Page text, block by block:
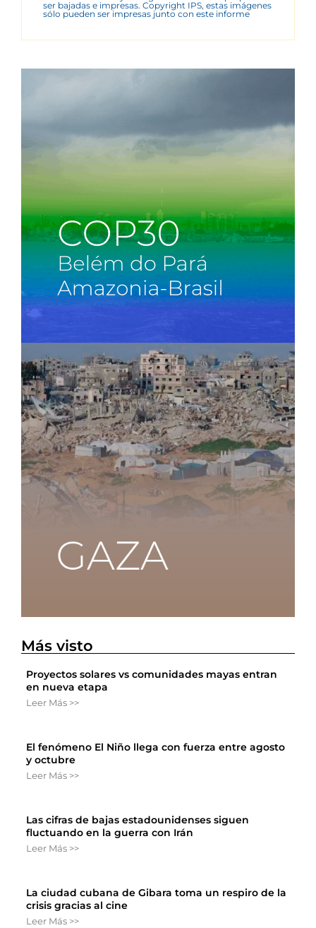
ser bajadas e impresas. Copyright IPS, estas imágenes
sólo pueden ser impresas junto con este informe
Más visto
Proyectos solares vs comunidades mayas entran
en nueva etapa
Leer Más >>
El fenómeno El Niño llega con fuerza entre agosto
y octubre
Leer Más >>
Las cifras de bajas estadounidenses siguen
fluctuando en la guerra con Irán
Leer Más >>
La ciudad cubana de Gibara toma un respiro de la
crisis gracias al cine
Leer Más >>